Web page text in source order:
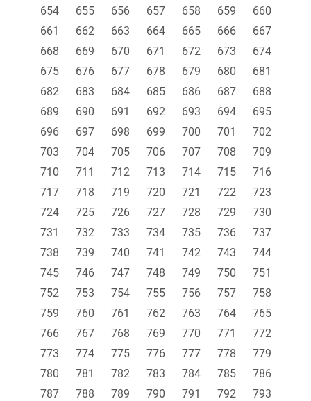
654
655 656 657 658 659
660
661
662 663 664 665 666
667
668
669 670 671 672 673
674
675
676 677 678 679 680
681
682
683 684 685 686 687
688
689
690 691 692 693 694
695
696
697 698 699 700 701
702
703
704 705 706 707 708
709
710
711 712 713 714 715
716
717
718 719 720 721 722
723
724
725 726 727 728 729
730
731
732 733 734 735 736
737
738
739 740 741 742 743
744
745
746 747 748 749 750
751
752
753 754 755 756 757
758
759
760 761 762 763 764
765
766
767 768 769 770 771
772
773
774 775 776 777 778
779
780
781 782 783 784 785
786
787
788 789 790 791 792
793